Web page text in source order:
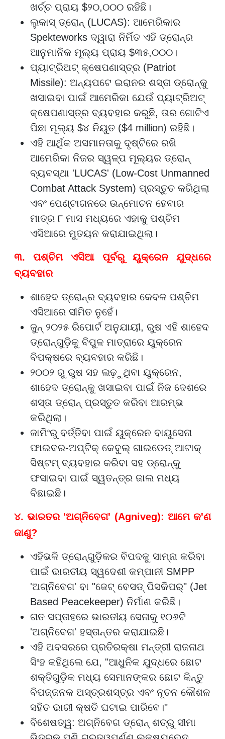
ଖର୍ଚ୍ଚ ପ୍ରାୟ $୨୦,୦୦୦ ରହିଛି।
ଲୁକାସ୍ ଡ୍ରୋନ୍ (LUCAS): ଆମେରିକାର
Spekteworks ଦ୍ୱାରା ନିର୍ମିତ ଏହି ଡ୍ରୋନ୍ର
ଆନୁମାନିକ ମୂଲ୍ୟ ପ୍ରାୟ $୩୫,୦୦୦।
ପ୍ୟାଟ୍ରିଅଟ୍ କ୍ଷେପଣାସ୍ତ୍ର (Patriot
Missile): ଅନ୍ୟପଟେ ଇରାନର ଶସ୍ତା ଡ୍ରୋନ୍କୁ
ଖସାଇବା ପାଇଁ ଆମେରିକା ଯେଉଁ ପ୍ୟାଟ୍ରିଅଟ୍
କ୍ଷେପଣାସ୍ତ୍ର ବ୍ୟବହାର କରୁଛି, ତାର ଗୋଟିଏ
ପିଛା ମୂଲ୍ୟ $୪ ନିୟୁତ ($4 million) ରହିଛି।
ଏହି ଆର୍ଥିକ ଅସମାନତାକୁ ଦୃଷ୍ଟିରେ ରଖି
ଆମେରିକା ନିଜର ସ୍ୱଳ୍ପ ମୂଲ୍ୟର ଡ୍ରୋନ୍
ବ୍ୟବସ୍ଥା 'LUCAS' (Low-Cost Unmanned
Combat Attack System) ପ୍ରସ୍ତୁତ କରିଥିଲା
ଏବଂ ପେଣ୍ଟାଗନରେ ଉନ୍ମୋଚନ ହେବାର
ମାତ୍ର ୮ ମାସ ମଧ୍ୟରେ ଏହାକୁ ପଶ୍ଚିମ
ଏସିଆରେ ମୁତୟନ କରାଯାଇଥିଲା।
୩. ପଶ୍ଚିମ ଏସିଆ ପୂର୍ବରୁ ୟୁକ୍ରେନ ଯୁଦ୍ଧରେ
ବ୍ୟବହାର
ଶାହେଦ ଡ୍ରୋନ୍ର ବ୍ୟବହାର କେବଳ ପଶ୍ଚିମ
ଏସିଆରେ ସୀମିତ ନୁହେଁ।
ଜୁନ୍ ୨୦୨୫ ରିପୋର୍ଟ ଅନୁଯାୟୀ, ରୁଷ ଏହି ଶାହେଦ
ଡ୍ରୋନ୍ଗୁଡ଼ିକୁ ବିପୁଳ ମାତ୍ରାରେ ୟୁକ୍ରେନ
ବିପକ୍ଷରେ ବ୍ୟବହାର କରିଛି।
୨୦୦୨ ରୁ ରୁଷ ସହ ଲଢ଼ୁଥିବା ୟୁକ୍ରେନ,
ଶାହେଦ ଡ୍ରୋନ୍କୁ ଖସାଇବା ପାଇଁ ନିଜ ଦେଶରେ
ଶସ୍ତା ଡ୍ରୋନ୍ ପ୍ରସ୍ତୁତ କରିବା ଆରମ୍ଭ
କରିଥିଲା।
ଜାମିଂରୁ ବର୍ତ୍ତିବା ପାଇଁ ୟୁକ୍ରେନ ବାୟୁସେନା
ଫାଇବର-ଅପ୍ଟିକ୍ କେବୁଲ୍ ଗାଇଡେଡ୍ ଆଟାକ୍
ସିଷ୍ଟମ୍ ବ୍ୟବହାର କରିବା ସହ ଡ୍ରୋନ୍କୁ
ଫସାଇବା ପାଇଁ ସ୍ୱତନ୍ତ୍ର ଜାଲ ମଧ୍ୟ
ବିଛାଇଛି।
୪. ଭାରତର 'ଅଗ୍ନିବେଗ' (Agniveg): ଆମେ କ'ଣ
ଜାଣୁ?
ଏହିଭଳି ଡ୍ରୋନ୍ଗୁଡ଼ିକର ବିପଦକୁ ସାମ୍ନା କରିବା
ପାଇଁ ଭାରତୀୟ ସ୍ୱଦେଶୀ କମ୍ପାନୀ SMPP
'ଅଗ୍ନିବେଗ' ବା "ଜେଟ୍ ବେସଡ୍ ପିସକିପର୍" (Jet
Based Peacekeeper) ନିର୍ମାଣ କରିଛି।
ଗତ ସପ୍ତାହରେ ଭାରତୀୟ ସେନାକୁ ୧୦୬ଟି
'ଅଗ୍ନିବେଗ' ହସ୍ତାନ୍ତର କରାଯାଇଛି।
ଏହି ଅବସରରେ ପ୍ରତିରକ୍ଷା ମନ୍ତ୍ରୀ ରାଜନାଥ
ସିଂହ କହିଥିଲେ ଯେ, "ଆଧୁନିକ ଯୁଦ୍ଧରେ ଛୋଟ
ଶକ୍ତିଗୁଡ଼ିକ ମଧ୍ୟ ସେମାନଙ୍କର ଛୋଟ କିନ୍ତୁ
ବିପଜ୍ଜନକ ଅସ୍ତ୍ରଶସ୍ତ୍ର ଏବଂ ନୂତନ କୌଶଳ
ସହିତ ଭାରୀ କ୍ଷତି ଘଟାଇ ପାରିବେ।"
ବିଶେଷତ୍ୱ: ଅଗ୍ନିବେଗ ଡ୍ରୋନ୍ ଶତ୍ରୁ ସୀମା